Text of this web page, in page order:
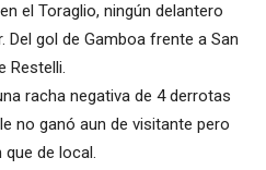
el Toraglio, ningún delantero
Del gol de Gamboa frente a San
Restelli.
racha negativa de 4 derrotas
no ganó aun de visitante pero
de local.